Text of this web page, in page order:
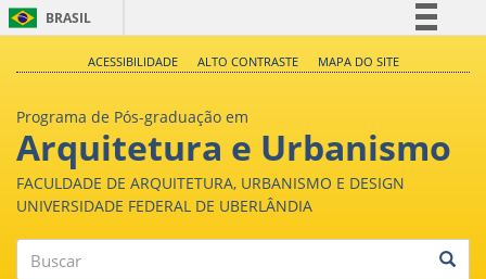
BRASIL
Acesso à informação
Legislação
ACESSIBILIDADE ALTO CONTRASTE MAPA DO SITE
Programa de Pós-graduação em
Arquitetura e Urbanismo
FACULDADE DE ARQUITETURA, URBANISMO E DESIGN
UNIVERSIDADE FEDERAL DE UBERLÂNDIA